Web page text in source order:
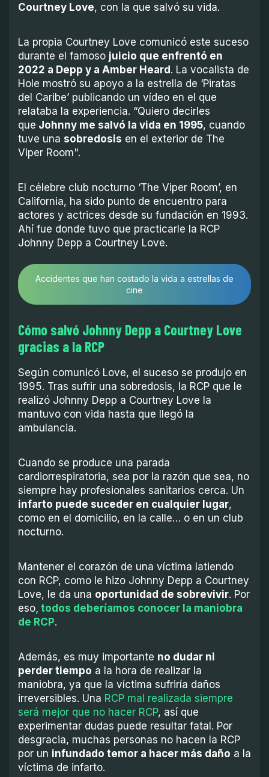
Courtney Love, con la que salvó su vida.
La propia Courtney Love comunicó este suceso
durante el famoso juicio que enfrentó en
2022 a Depp y a Amber Heard . La vocalista de
Hole mostró su apoyo a la estrella de ‘Piratas
del Caribe’ publicando un vídeo en el que
relataba la experiencia. “Quiero decirles
que Johnny me salvó la vida en 1995, cuando
tuve una sobredosis en el exterior de The
Viper Room".
El célebre club nocturno ‘The Viper Room’, en
California, ha sido punto de encuentro para
actores y actrices desde su fundación en 1993.
Ahí fue donde tuvo que practicarle la RCP
Johnny Depp a Courtney Love.
Accidentes que han costado la vida a estrellas de
cine
Cómo salvó Johnny Depp a Courtney Love
gracias a la RCP
Según comunicó Love, el suceso se produjo en
1995. Tras sufrir una sobredosis, la RCP que le
realizó Johnny Depp a Courtney Love la
mantuvo con vida hasta que llegó la
ambulancia.
Cuando se produce una parada
cardiorrespiratoria, sea por la razón que sea, no
siempre hay profesionales sanitarios cerca. Un
infarto puede suceder en cualquier lugar,
como en el domicilio, en la calle… o en un club
nocturno.
Mantener el corazón de una víctima latiendo
con RCP, como le hizo Johnny Depp a Courtney
Love, le da una oportunidad de sobrevivir. Por
eso, todos deberíamos conocer la maniobra
de RCP.
Además, es muy importante no dudar ni
perder tiempo a la hora de realizar la
maniobra, ya que la víctima sufriría daños
irreversibles. Una RCP mal realizada siempre
será mejor que no hacer RCP, así que
experimentar dudas puede resultar fatal. Por
desgracia, muchas personas no hacen la RCP
por un infundado temor a hacer más daño a la
víctima de infarto.